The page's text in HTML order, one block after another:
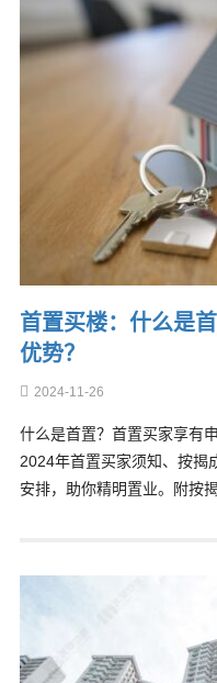
首置买楼：什么是
优势？
2024-11-26
什么是首置？首置买家享有
2024年首置买家须知、按揭
安排，助你精明置业。附按